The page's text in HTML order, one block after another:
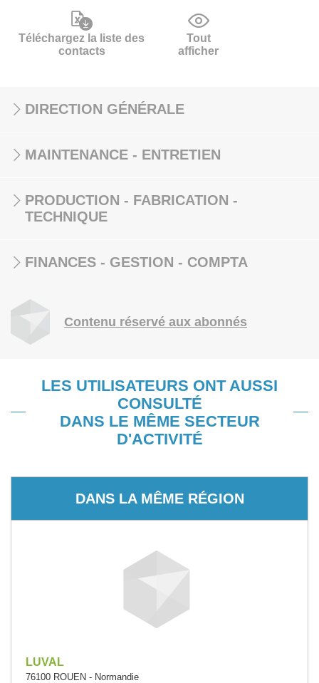
Téléchargez la liste des
contacts
Tout
afficher
DIRECTION GÉNÉRALE
MAINTENANCE - ENTRETIEN
PRODUCTION - FABRICATION -
TECHNIQUE
FINANCES - GESTION - COMPTA
Contenu réservé aux abonnés
LES UTILISATEURS ONT AUSSI
CONSULTÉ
DANS LE MÊME SECTEUR
D'ACTIVITÉ
DANS LA MÊME RÉGION
LUVAL
76100 ROUEN - Normandie